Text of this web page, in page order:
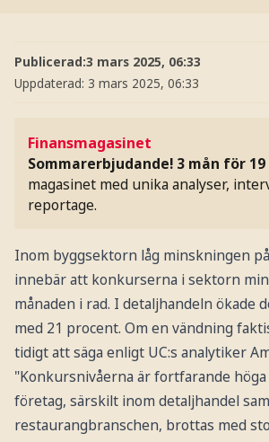
Publicerad:3 mars 2025, 06:33
Uppdaterad: 3 mars 2025, 06:33
Finansmagasinet
Sommarerbjudande! 3 mån för
magasinet med unika analyser,
reportage.
Inom byggsektorn låg minskningen
innebär att konkurserna i sektorn
månaden i rad. I detaljhandeln ökade
med 21 procent. Om en vändning
tidigt att säga enligt UC:s analytiker
"Konkursnivåerna är fortfarande höga
företag, särskilt inom detaljhandel
restaurangbranschen, brottas med